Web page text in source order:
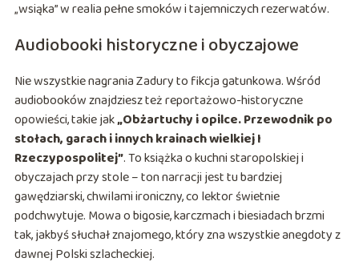
„wsiąka” w realia pełne smoków i tajemniczych rezerwatów.
Audiobooki historyczne i obyczajowe
Nie wszystkie nagrania Zadury to fikcja gatunkowa. Wśród
audiobooków znajdziesz też reportażowo-historyczne
opowieści, takie jak„Obżartuchy i opilce. Przewodnik po
stołach, garach i innych krainach wielkiej I
Rzeczypospolitej”. To książka o kuchni staropolskiej i
obyczajach przy stole – ton narracji jest tu bardziej
gawędziarski, chwilami ironiczny, co lektor świetnie
podchwytuje. Mowa o bigosie, karczmach i biesiadach brzmi
tak, jakbyś słuchał znajomego, który zna wszystkie anegdoty z
dawnej Polski szlacheckiej.